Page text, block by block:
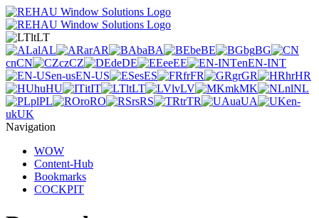
ltLT
alAL arAR baBA beBE bgBG
cnCN czCZ deDE eeEE enEN-INT
en-usEN-US esES frFR grGR hrHR
huHU itIT ltLT lvLV mkMK nlNL
plPL roRO rsRS trTR uaUA
en-
ukUK
Navigation
WOW
Content-Hub
Bookmarks
COCKPIT